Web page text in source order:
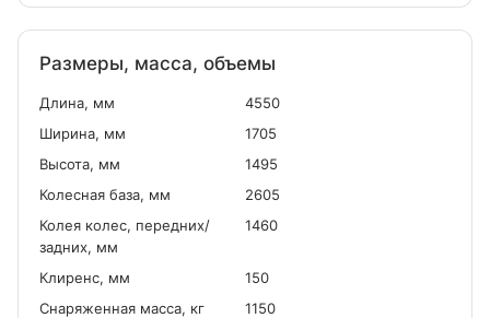
Размеры, масса, объемы
Длина, мм
4550
Ширина, мм
1705
Высота, мм
1495
Колесная база, мм
2605
Колея колес, передних/
задних, мм
1460
Клиренс, мм
150
Снаряженная масса, кг
1150